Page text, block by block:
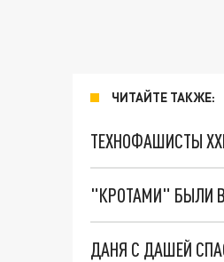
ЧИТАЙТЕ ТАКЖЕ:
ТЕХНОФАШИСТЫ
"КРОТАМИ" БЫЛИ
ДАНЯ С ДАШЕЙ